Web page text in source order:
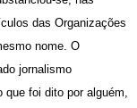
das Organizações
nome. O
jornalismo
que foi dito por alguém,